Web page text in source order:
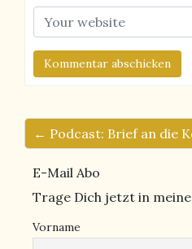
← Podcast: Brief an die
E-Mail Abo
Trage Dich jetzt in
Vorname